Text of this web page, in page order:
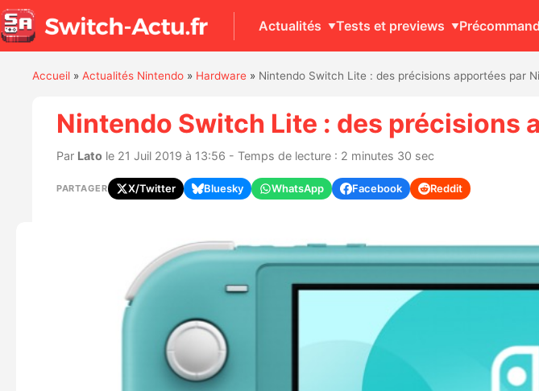
Actualités Tests et previews
Accueil» Actualités Nintendo» Hardware» Nintendo Switch Lite : des précisions apportées par
Nintendo Switch Lite : des précisions
Par Latole 21 Juil 2019 à 13:56 - Temps de lecture : 2 minutes 30 sec
PARTAGER X/Twitter Bluesky WhatsApp Facebook Reddit